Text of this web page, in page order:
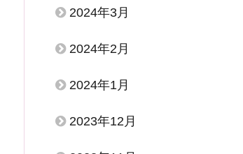
2024年3月
2024年2月
2024年1月
2023年12月